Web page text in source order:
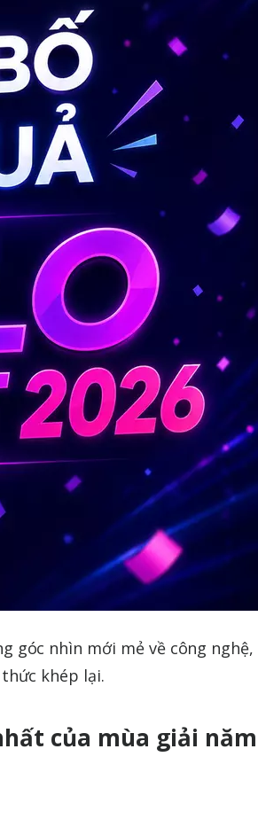
góc nhìn mới mẻ về công nghệ,
khép lại.
của mùa giải năm